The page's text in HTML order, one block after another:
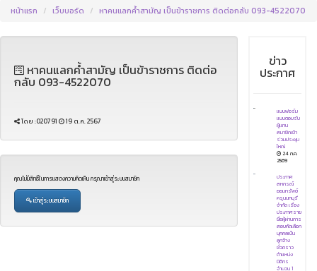
หน้าแรก เว็บบอร์ด หาคนแลกค้ำสามัญ เป็นข้าราชการ ติดต่อกลับ 093-4522070
หาคนแลกค้ำสามัญ เป็นข้าราชการ ติดต่อ
กลับ 093-4522070
โดย :020791 19 ต.ค. 2567
คุณไม่มีสิทธิ์ในการเเสดงความคิดเห็น กรุณาเข้าสู่ระบบสมาชิก
เข้าสู่ระบบสมาชิก
ข่าว
ประกาศ
แบบฟอร์ม
แบบตอบรับ
ผู้แทน
สมาชิกเข้า
ร่วมประชุม
ใหญ่
24 ก.ค.
2569
ประกาศ
สหกรณ์
ออมทรัพย์
ครูนนทบุรี
จำกัด เรื่อง
ประกาศราย
ชื่อผู้ผ่านการ
สอบคัดเลือก
บุคคลเป็น
ลูกจ้าง
ชั่วคราว
ตำแหน่ง
นิติกร
จำนวน 1